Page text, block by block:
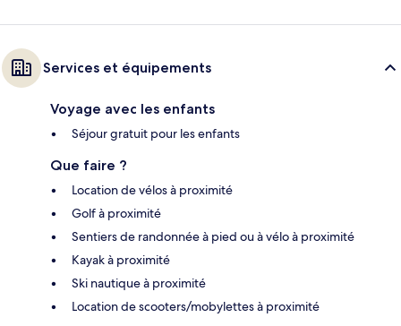
Services et équipements
Voyage avec les enfants
Séjour gratuit pour les enfants
Que faire ?
Location de vélos à proximité
Golf à proximité
Sentiers de randonnée à pied ou à vélo à proximité
Kayak à proximité
Ski nautique à proximité
Location de scooters/mobylettes à proximité